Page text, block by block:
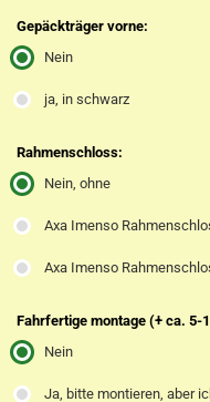
Gepäckträger vorne:
Nein
ja, in schwarz
Rahmenschloss:
Nein, ohne
Axa Imenso
Axa Imenso
Fahrfertige montage (+ ca. 5-
Nein
Ja, bitte montieren, aber